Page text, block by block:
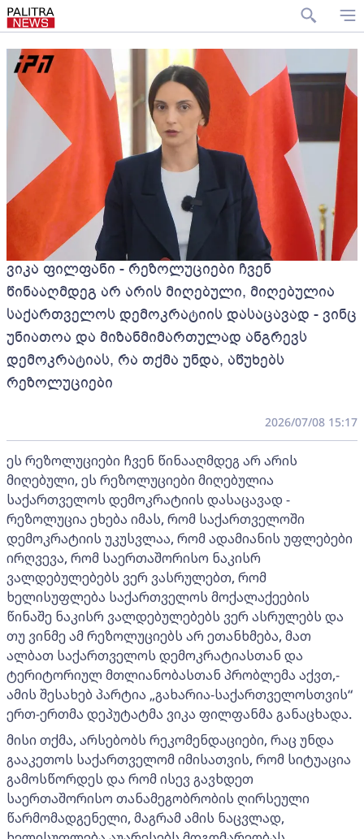
ვიკა ფილფანი - რეზოლუციები ჩვენ
წინააღმდეგ არ არის მიღებული, მიღებულია
საქართველოს დემოკრატიის დასაცავად - ვინც
უნიათოა და მიზანმიმართულად ანგრევს
დემოკრატიას, რა თქმა უნდა, აწუხებს
რეზოლუციები
2026/07/08 15:17
ეს რეზოლუციები ჩვენ წინააღმდეგ არ არის
მიღებული, ეს რეზოლუციები მიღებულია
საქართველოს დემოკრატიის დასაცავად -
რეზოლუცია ეხება იმას, რომ საქართველოში
დემოკრატიის უკუსვლაა, რომ ადამიანის უფლებები
ირღვევა, რომ საერთაშორისო ნაკისრ
ვალდებულებებს ვერ ვასრულებთ, რომ
ხელისუფლება საქართველოს მოქალაქეების
წინაშე ნაკისრ ვალდებულებებს ვერ ასრულებს და
თუ ვინმე ამ რეზოლუციებს არ ეთანხმება, მათ
ალბათ საქართველოს დემოკრატიასთან და
ტერიტორიულ მთლიანობასთან პრობლემა აქვთ,-
ამის შესახებ პარტია „გახარია-საქართველოსთვის“
ერთ-ერთმა დეპუტატმა ვიკა ფილფანმა განაცხადა.
მისი თქმა, არსებობს რეკომენდაციები, რაც უნდა
გააკეთოს საქართველომ იმისათვის, რომ სიტუაცია
გამოსწორდეს და რომ ისევ გავხდეთ
საერთაშორისო თანამეგობრობის ღირსეული
წარმომადგენელი, მაგრამ ამის ნაცვლად,